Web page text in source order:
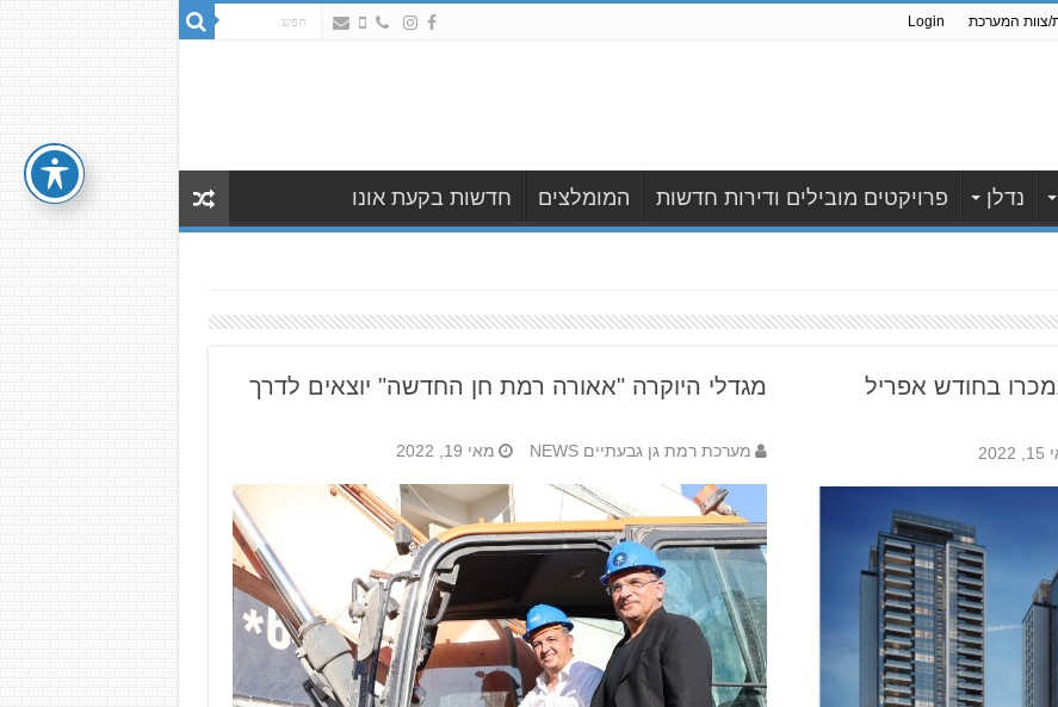
צוות המערכת Login
נדלן פרויקטים מובילים ודירות חדשות המומלצים חדשות בקעת אונו
מגדלי היוקרה "אאורה רמת חן החדשה" יוצאים לדרך
מערכת רמת גן גבעתיים NEWS מאי 19, 2022
בחודש אפריל